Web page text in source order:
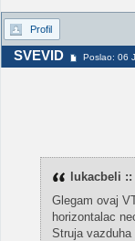
Profil
SVEVID Poslao: 06
lukacbeli ::
Glegam ovaj
horizontalac
Struja